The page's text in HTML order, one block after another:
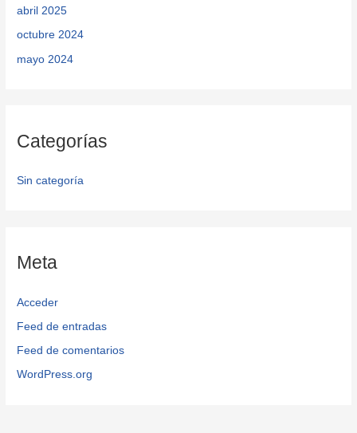
abril 2025
octubre 2024
mayo 2024
Categorías
Sin categoría
Meta
Acceder
Feed de entradas
Feed de comentarios
WordPress.org